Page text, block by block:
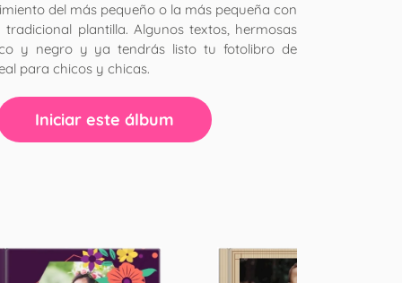
del más pequeño o la más pequeña con
tradicional plantilla. Algunos textos, hermosas
y negro y ya tendrás listo tu fotolibro de
para chicos y chicas.
Iniciar este álbum